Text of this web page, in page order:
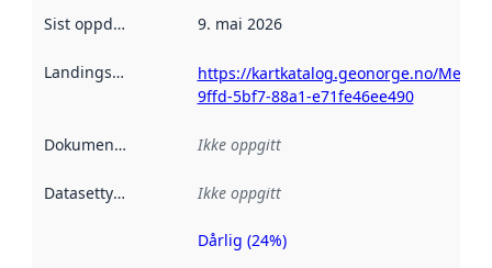
Sist oppdatert 9. mai 2026
Landingsside
https://kartkatalog.geonorge.no/
9ffd-5bf7-88a1-e71fe46ee490
Dokumentasjon Ikke oppgitt
Datasettype Ikke oppgitt
Metadatakvalitet
Dårlig (24%)